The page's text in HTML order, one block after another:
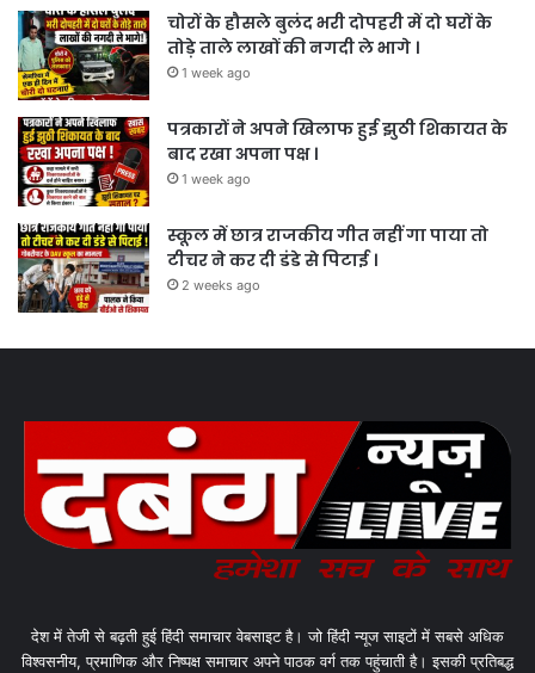
चोरों के हौसले बुलंद भरी दोपहरी में दो घरों के
तोड़े ताले लाखों की नगदी ले भागे ।
1 week ago
पत्रकारों ने अपने खिलाफ हुई झुठी शिकायत के
बाद रखा अपना पक्ष ।
1 week ago
स्कूल में छात्र राजकीय गीत नहीं गा पाया तो
टीचर ने कर दी डंडे से पिटाई ।
2 weeks ago
देश में तेजी से बढ़ती हुई हिंदी समाचार वेबसाइट है। जो हिंदी न्यूज साइटों में सबसे अधिक
विश्वसनीय, प्रमाणिक और निष्पक्ष समाचार अपने पाठक वर्ग तक पहुंचाती है। इसकी प्रतिबद्ध